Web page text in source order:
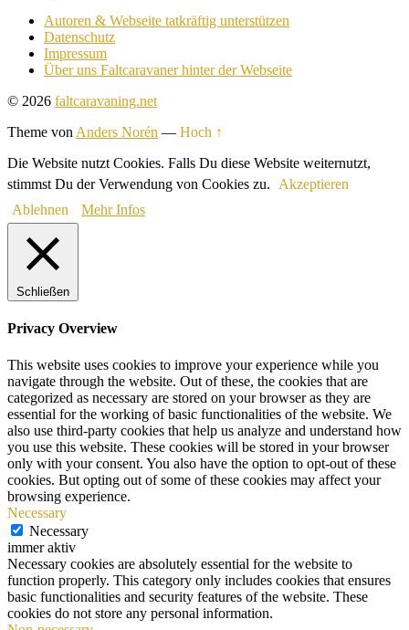
Autoren & Webseite tatkräftig unterstützen
Datenschutz
Impressum
Über uns Faltcaravaner hinter der Webseite
© 2026 faltcaravaning.net
Theme von Anders Norén — Hoch ↑
Die Website nutzt Cookies. Falls Du diese Website weiternutzt,
stimmst Du der Verwendung von Cookies zu.
Akzeptieren
Ablehnen
Mehr Infos
Schließen
Privacy Overview
This website uses cookies to improve your experience while you
navigate through the website. Out of these, the cookies that are
categorized as necessary are stored on your browser as they are
essential for the working of basic functionalities of the website. We
also use third-party cookies that help us analyze and understand how
you use this website. These cookies will be stored in your browser
only with your consent. You also have the option to opt-out of these
cookies. But opting out of some of these cookies may affect your
browsing experience.
Necessary
Necessary
immer aktiv
Necessary cookies are absolutely essential for the website to
function properly. This category only includes cookies that ensures
basic functionalities and security features of the website. These
cookies do not store any personal information.